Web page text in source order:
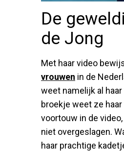
De
de Jong
Met haar video
vrouwen in de
weet namelijk al
broekje weet ze
voortouw in de
niet overgeslagen.
haar prachtige